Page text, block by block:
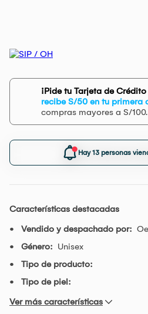
¡Pide tu Tarjeta de
recibe S/50 en tu primera
compras mayores a S/100.
Hay 13 personas
Características destacadas
Vendido y despachado por:
Género: Unisex
Tipo de producto:
Tipo de piel:
Ver más características